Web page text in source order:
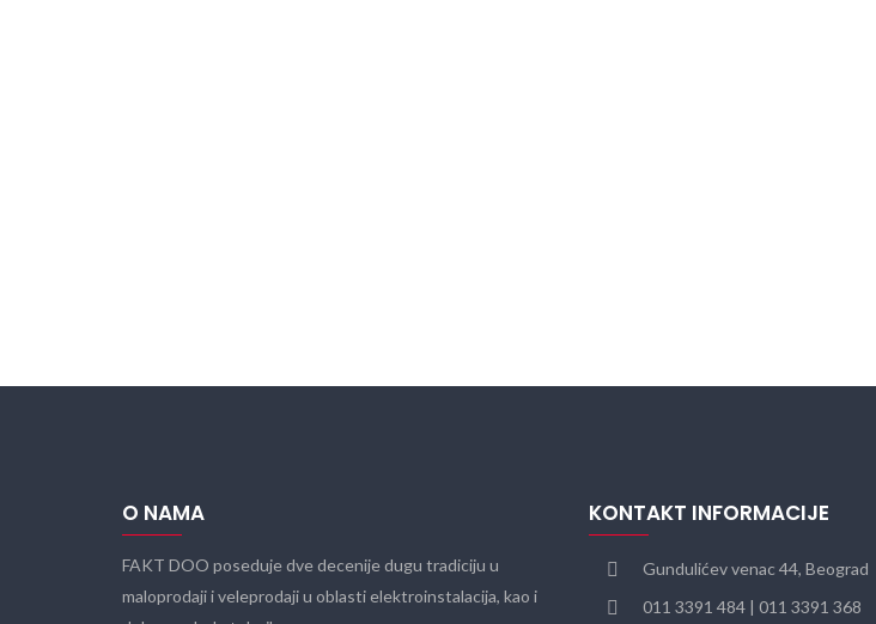
O NAMA
FAKT DOO poseduje dve decenije dugu tradiciju u
maloprodaji i veleprodaji u oblasti elektroinstalacija, kao i
KONTAKT INFORMACIJE
Gundulićev venac 44, Beograd
011 3391 484 | 011 3391 368